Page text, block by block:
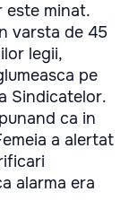
este minat.
varsta de 45
legii,
pe
Sindicatelor.
ca in
a alertat
alarma era